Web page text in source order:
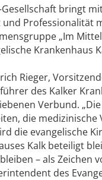
Gesellschaft bringt
und Professionalität
„Im
Krankenhaus
Rieger,
des Kalker
Verbund.
die medizinische
die evangelische
Kalk beteiligt
– als Zeichen
des